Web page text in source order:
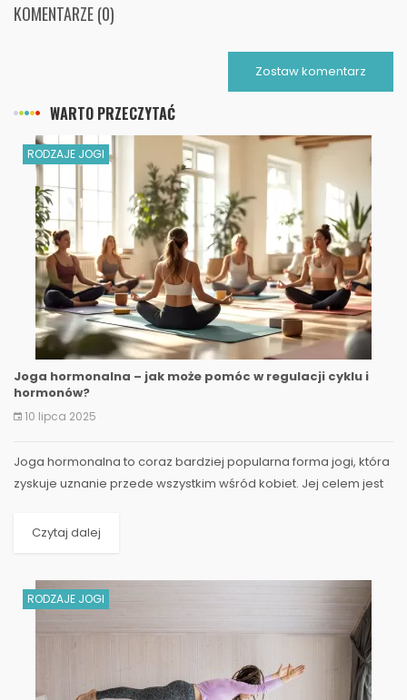
KOMENTARZE (0)
Zostaw komentarz
WARTO PRZECZYTAĆ
RODZAJE JOGI
Joga hormonalna – jak może pomóc w regulacji cyklu i
hormonów?
10 lipca 2025
Joga hormonalna to coraz bardziej popularna forma jogi, która
zyskuje uznanie przede wszystkim wśród kobiet. Jej celem jest
Czytaj dalej
RODZAJE JOGI